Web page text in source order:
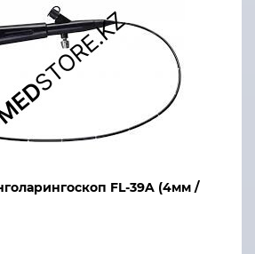
трубки Ø3,8 мм
300 мм
FL-39A (4мм /